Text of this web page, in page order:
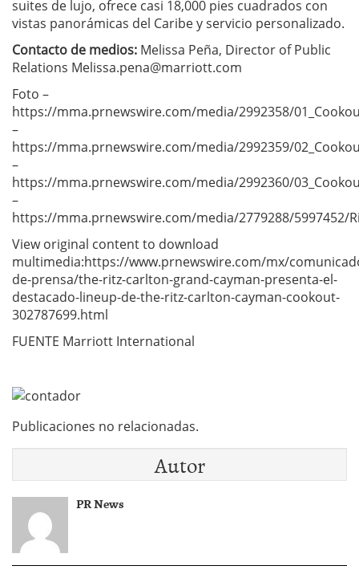
suites de lujo, ofrece casi 18,000 pies cuadrados con
vistas panorámicas del Caribe y servicio personalizado.
Contacto de medios: Melissa Peña, Director of Public
Relations Melissa.pena@marriott.com
Foto –
https://mma.prnewswire.com/media/2992358/
–
https://mma.prnewswire.com/media/2992359/
–
https://mma.prnewswire.com/media/2992360/
–
https://mma.prnewswire.com/media/2779288/5997452/
View original content to download
multimedia:https://www.prnewswire.com/mx/
de-prensa/the-ritz-carlton-grand-cayman-presenta-el-
destacado-lineup-de-the-ritz-carlton-cayman-cookout-
302787699.html
FUENTE Marriott International
Publicaciones no relacionadas.
Autor
PR News